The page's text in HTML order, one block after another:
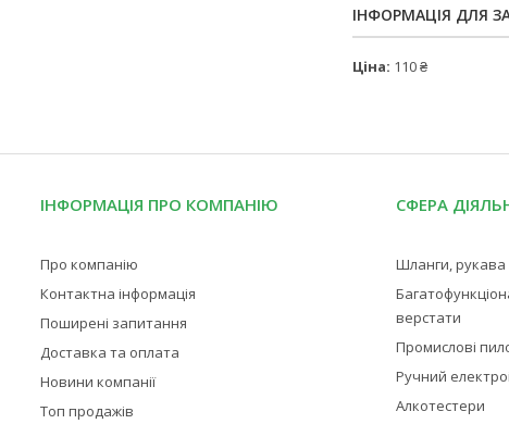
ІНФОРМАЦІЯ ДЛЯ
Ціна: 110 ₴
ІНФОРМАЦІЯ ПРО КОМПАНІЮ
Про компанію
Контактна інформація
Поширені запитання
Доставка та оплата
Новини компанії
Топ продажів
СФЕРА
Шланги,
верстати
Промислові
Ручний
Алкотестери